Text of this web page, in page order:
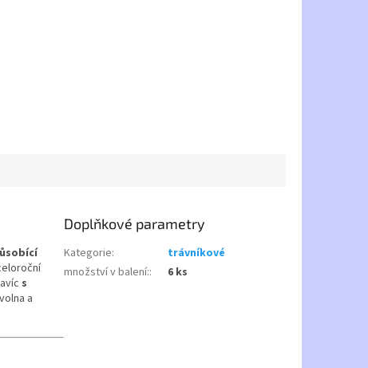
s
a
Doplňkové parametry
Kategorie:
trávníkové
množství v balení:: 6 ks